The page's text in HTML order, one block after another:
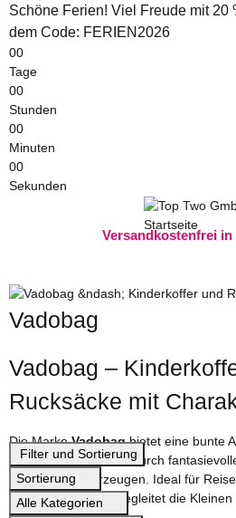
Schöne Ferien! Viel Freude mit 20
dem Code: FERIEN2026
00
Tage
00
Stunden
00
Minuten
00
Sekunden
Versandkostenfrei in
Vadobag
Vadobag –
Rucksäcke mit
Die MarkeVadobagbietet eine bunte
und Rucksäcken, die durch
Funktionen überzeugen. Ideal für
Schule – Vadobag begleitet die
Filter und Sortierung
Sortierung
Alle Kategorien